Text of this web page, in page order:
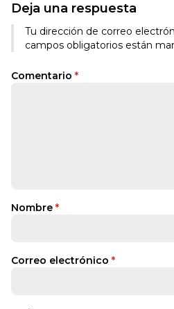
Deja una respuesta
Tu dirección de correo
campos obligatorios están
Comentario *
Nombre *
Correo electrónico *